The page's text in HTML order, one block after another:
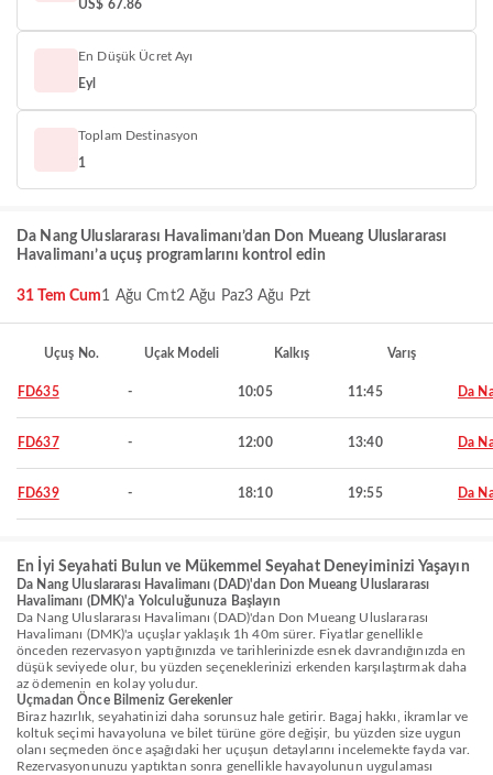
US$ 67.86
En Düşük Ücret Ayı
Eyl
Toplam Destinasyon
1
Da Nang Uluslararası Havalimanı’dan Don Mueang Uluslararası
Havalimanı’a uçuş programlarını kontrol edin
31 Tem Cum1 Ağu Cmt2 Ağu Paz3 Ağu Pzt
Uçuş No. Uçak Modeli Kalkış Varış
FD635 - 10:05 11:45 Da
FD637 - 12:00 13:40 Da
FD639 - 18:10 19:55 Da
En İyi Seyahati Bulun ve Mükemmel Seyahat Deneyiminizi Yaşayın
Da Nang Uluslararası Havalimanı (DAD)'dan Don Mueang Uluslararası
Havalimanı (DMK)'a Yolculuğunuza Başlayın
Da Nang Uluslararası Havalimanı (DAD)'dan Don Mueang Uluslararası
Havalimanı (DMK)'a uçuşlar yaklaşık 1h 40m sürer. Fiyatlar genellikle
önceden rezervasyon yaptığınızda ve tarihlerinizde esnek davrandığınızda en
düşük seviyede olur, bu yüzden seçeneklerinizi erkenden karşılaştırmak daha
az ödemenin en kolay yoludur.
Uçmadan Önce Bilmeniz Gerekenler
Biraz hazırlık, seyahatinizi daha sorunsuz hale getirir. Bagaj hakkı, ikramlar ve
koltuk seçimi havayoluna ve bilet türüne göre değişir, bu yüzden size uygun
olanı seçmeden önce aşağıdaki her uçuşun detaylarını incelemekte fayda var.
Rezervasyonunuzu yaptıktan sonra genellikle havayolunun uygulaması